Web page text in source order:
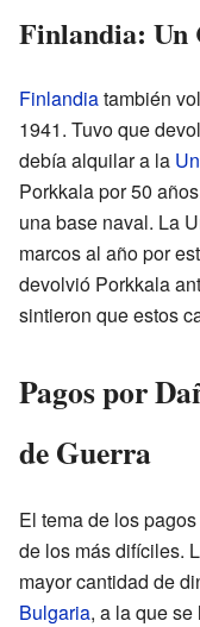
Finlandia: Un
Finlandiatambién
1941. Tuvo que
debía alquilar a la
Porkkala por 50
una base naval. La
marcos al año por
devolvió Porkkala
sintieron que estos
Pagos por
de Guerra
El tema de los
de los más difíciles.
mayor cantidad de
Bulgaria, a la que